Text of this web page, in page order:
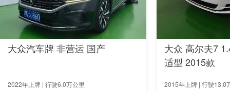
大众汽车牌 非营运 国产
2022年上牌 | 行驶6.0万公里
大众 高尔夫7
适型 2015款
2015年上牌 | 行驶13.0